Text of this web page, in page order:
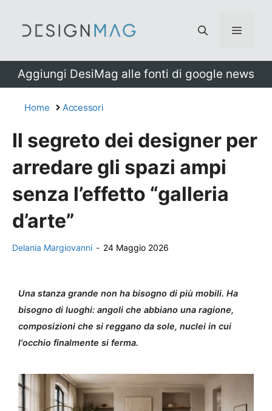
Menu
Aggiungi DesiMag alle fonti di google news
Home Accessori
Il segreto dei designer per
arredare gli spazi ampi
senza l’effetto “galleria
d’arte”
Delania Margiovanni - 24 Maggio 2026
Una stanza grande non ha bisogno di più mobili. Ha
bisogno di luoghi: angoli che abbiano una ragione,
composizioni che si reggano da sole, nuclei in cui
l'occhio finalmente si ferma.